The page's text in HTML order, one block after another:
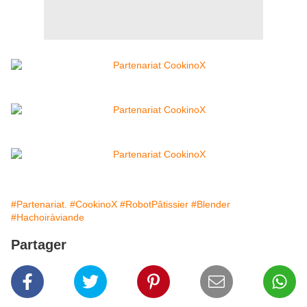
#Partenariat. #CookinoX #RobotPâtissier #Blender
#Hachoiràviande
Partager